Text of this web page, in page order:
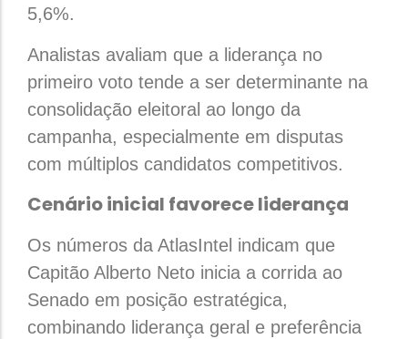
5,6%.
Analistas avaliam que a liderança no
primeiro voto tende a ser determinante na
consolidação eleitoral ao longo da
campanha, especialmente em disputas
com múltiplos candidatos competitivos.
Cenário inicial favorece liderança
Os números da AtlasIntel indicam que
Capitão Alberto Neto inicia a corrida ao
Senado em posição estratégica,
combinando liderança geral e preferência